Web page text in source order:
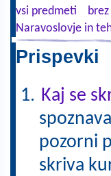
vsi predmeti
Naravoslovje in
Prispevki
Kaj se
pozorni
skriva